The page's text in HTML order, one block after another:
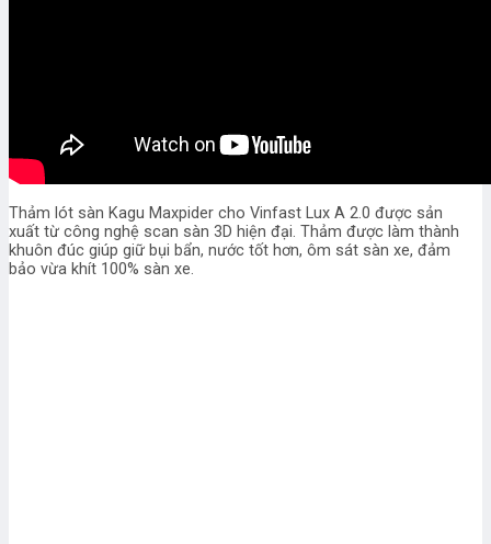
Thảm lót sàn Kagu Maxpider cho Vinfast Lux A 2.0 được sản
xuất từ công nghệ scan sàn 3D hiện đại. Thảm được làm thành
khuôn đúc giúp giữ bụi bẩn, nước tốt hơn, ôm sát sàn xe, đảm
bảo vừa khít 100% sàn xe.